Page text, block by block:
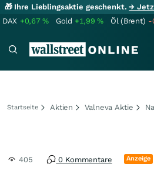
🎁 Ihre Lieblingsaktie geschenkt.→
DAX +0,67% Gold +1,99% Öl (Brent) -
Startseite Aktien Valneva Aktie
405 0 Kommentare Anzeige